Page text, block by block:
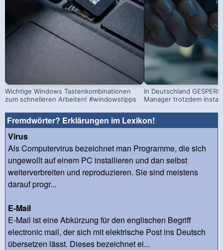
Wichtige Windows Tastenkombinationen
zum schnelleren Arbeiten! #windowstipps
In Deutschland
Manager trotzdem
Fremdwörter? Erklärungen im Lexikon!
Virus
Als Computervirus bezeichnet man Programme, die sich
ungewollt auf einem PC installieren und dan selbst
weiterverbreiten und reproduzieren. Sie sind meistens
darauf progr...
E-Mail
E-Mail ist eine Abkürzung für den englischen Begriff
electronic mail, der sich mit elektrische Post ins Deutsch
übersetzen lässt. Dieses bezeichnet ei...